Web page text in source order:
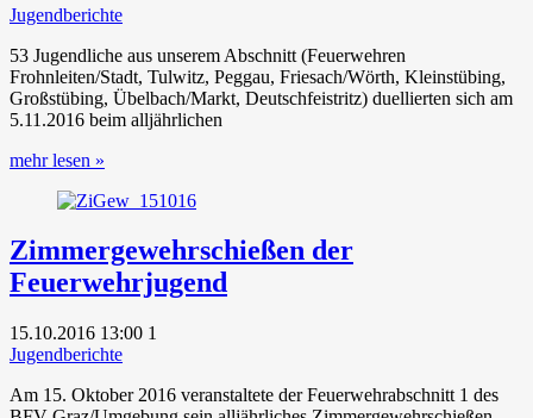
Jugendberichte
53 Jugendliche aus unserem Abschnitt (Feuerwehren
Frohnleiten/Stadt, Tulwitz, Peggau, Friesach/Wörth, Kleinstübing,
Großstübing, Übelbach/Markt, Deutschfeistritz) duellierten sich am
5.11.2016 beim alljährlichen
mehr lesen »
Zimmergewehrschießen der
Feuerwehrjugend
15.10.2016 13:00 1
Jugendberichte
Am 15. Oktober 2016 veranstaltete der Feuerwehrabschnitt 1 des